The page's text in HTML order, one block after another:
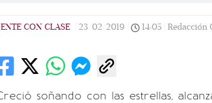
CON CLASE 23/02/2019 14:05 Redacción
soñando con las estrellas,